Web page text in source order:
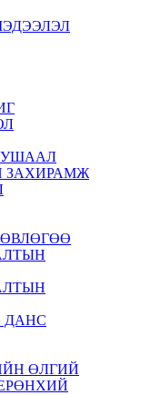
ЗАХИРАМЖ
ДАНС
ӨЛГИЙ